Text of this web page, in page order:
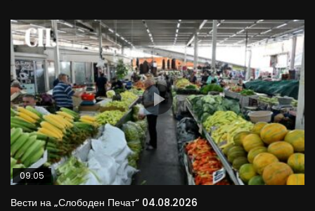
09:05
Вести на „Слободен Печат“ 04.08.2026